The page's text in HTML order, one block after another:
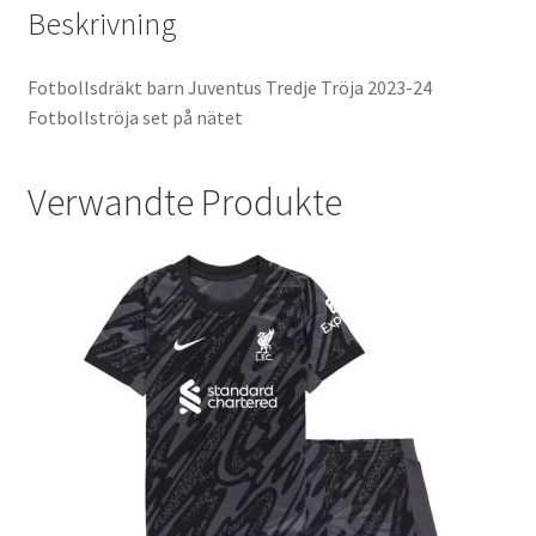
Beskrivning
Fotbollsdräkt barn Juventus Tredje Tröja 2023-24
Fotbollströja set på nätet
Verwandte Produkte